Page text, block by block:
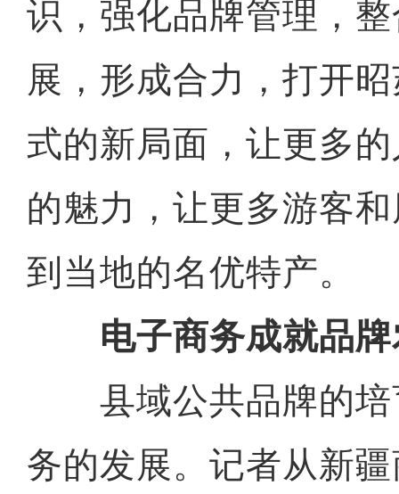
识，强化品牌管理，
展，形成合力，打开
式的新局面，让更多
的魅力，让更多游客
到当地的名优特产。
电子商务成就品
县域公共品牌的培
务的发展。记者从新